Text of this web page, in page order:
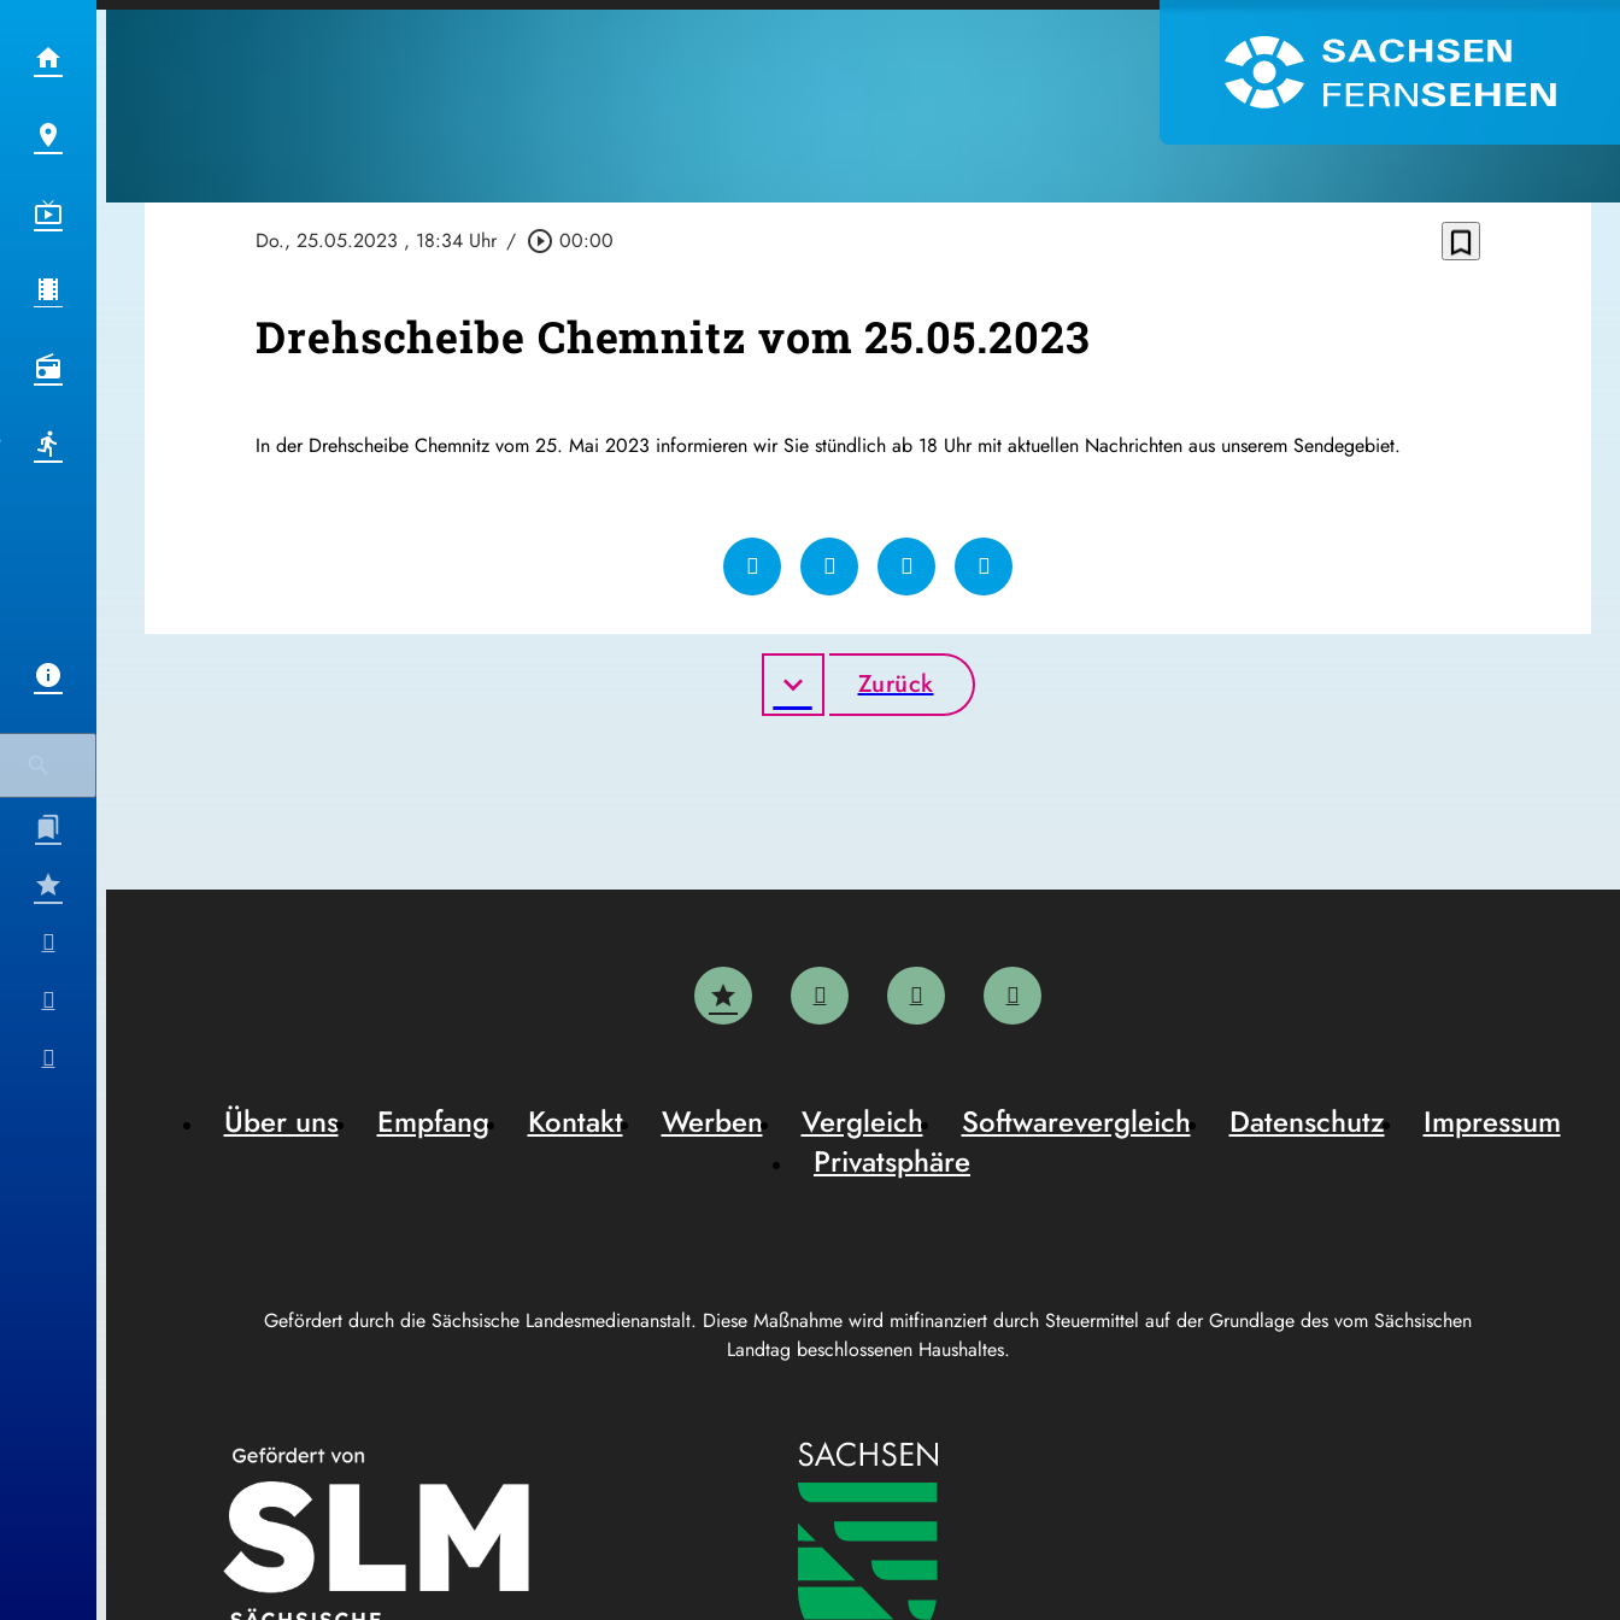
Do., 25.05.2023 , 18:34 Uhr / play_circle_outline 00:00 bookmark_border
Drehscheibe Chemnitz vom 25.05.2023
In der Drehscheibe Chemnitz vom 25. Mai 2023 informieren wir Sie stündlich ab 18 Uhr mit aktuellen Nachrichten aus unserem Sendegebiet.
Zurück
Gefördert durch die Sächsische Landesmedienanstalt. Diese Maßnahme wird mitfinanziert durch Steuermittel auf der Grundlage des vom Sächsischen
Landtag beschlossenen Haushaltes.
Über uns Empfang Kontakt Werben Vergleich Softwarevergleich Datenschutz
Impressum
Privatsphäre